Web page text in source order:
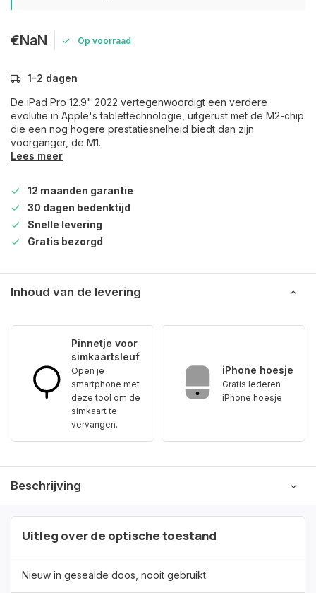
€NaN Op voorraad
1-2 dagen
De iPad Pro 12.9" 2022 vertegenwoordigt een verdere
evolutie in Apple's tablettechnologie, uitgerust met de M2-chip
die een nog hogere prestatiesnelheid biedt dan zijn
voorganger, de M1.
Lees meer
12 maanden garantie
30 dagen bedenktijd
Snelle levering
Gratis bezorgd
Inhoud van de levering
Pinnetje voor
simkaartsleuf
Open je
smartphone met
deze tool om de
simkaart te
vervangen.
iPhone hoesje
Gratis lederen
iPhone hoesje
Beschrijving
Uitleg over de optische toestand
Nieuw in gesealde doos, nooit gebruikt.